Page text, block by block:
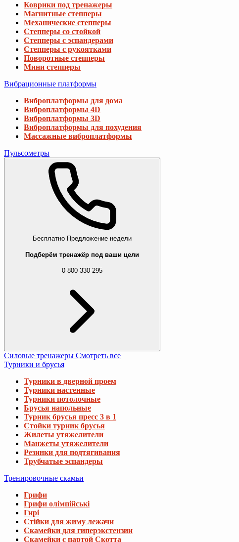
Коврики под тренажеры
Магнитные степперы
Механические степперы
Степперы со стойкой
Степперы с эспандерами
Степперы с рукоятками
Поворотные степперы
Мини степперы
Вибрационные платформы
Виброплатформы для дома
Виброплатформы 4D
Виброплатформы 3D
Виброплатформы для похудения
Массажные виброплатформы
Пульсометры
Бесплатно Предложение недели
Подберём тренажёр под ваши цели
0 800 330 295
Силовые тренажеры Смотреть все
Турники и брусья
Турники в дверной проем
Турники настенные
Турники потолочные
Брусья напольные
Турник брусья пресс 3 в 1
Стойки турник брусья
Жилеты утяжелители
Манжеты утяжелители
Резинки для подтягивания
Трубчатые эспандеры
Тренировочные скамьи
Грифи
Грифи олімпійські
Гирі
Стійки для жиму лежачи
Скамейки для гиперэкстензии
Скамейки с партой Скотта